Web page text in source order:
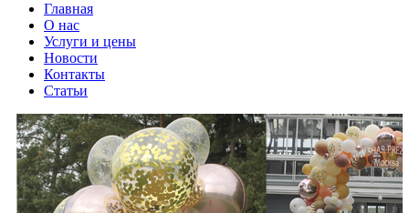
Главная
О нас
Услуги и цены
Новости
Контакты
Статьи